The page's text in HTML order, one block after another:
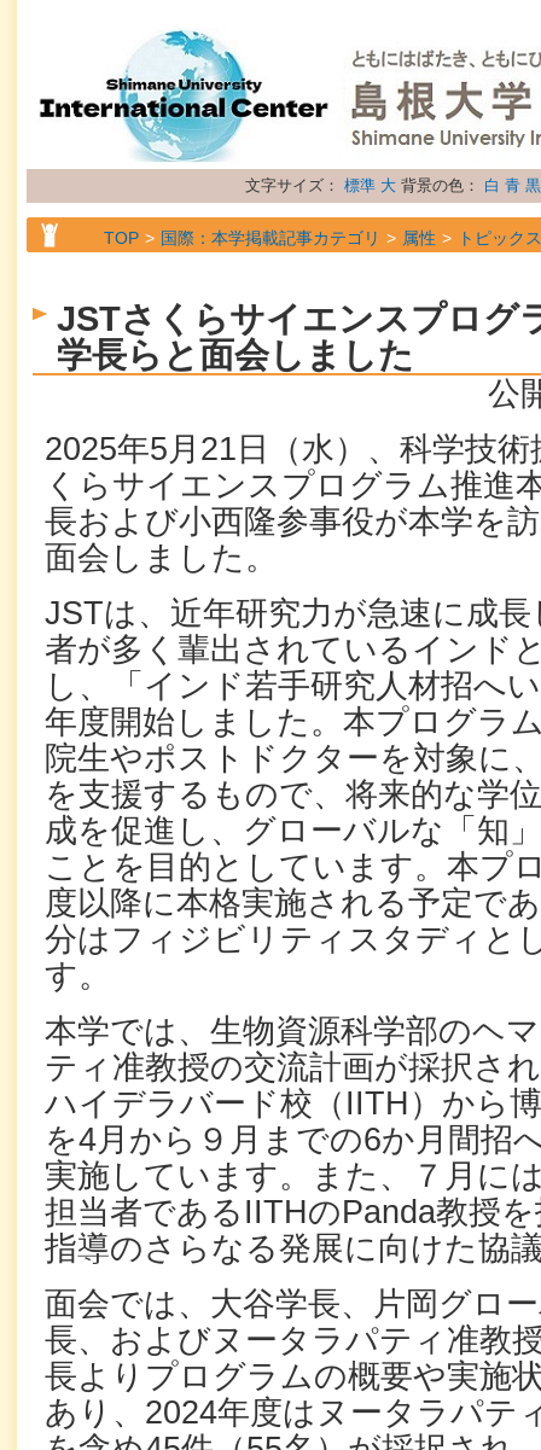
文字サイズ： 標準 大 背景の色： 白 青 黒
TOP 国際：本学掲載記事カテゴリ 属性 トピックス
JSTさくらサイエンスプログ
学長らと面会しました
公
2025年5月21日（水）、科学技
くらサイエンスプログラム推進
長および小西隆参事役が本学を
面会しました。
JSTは、近年研究力が急速に成
者が多く輩出されているインド
し、「インド若手研究人材招へ
年度開始しました。本プログラ
院生やポストドクターを対象に
を支援するもので、将来的な学
成を促進し、グローバルな「知
ことを目的としています。 本プ
度以降に本格実施される予定で
分はフィジビリティスタディと
す。
本学では、生物資源科学部のヘ
ティ准教授の交流計画が採択さ
ハイデラバード校（IITH）から
を4月から９月までの6か月間招
実施しています。また、７月に
担当者であるIITHのPanda教授
指導のさらなる発展に向けた協
面会では、大谷学長、片岡グロ
長、およびヌータラパティ准教
長よりプログラムの概要や実施
あり、2024年度はヌータラパテ